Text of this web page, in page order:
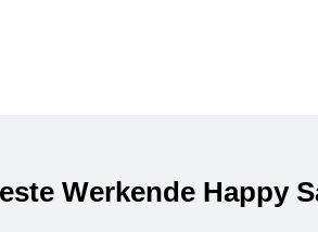
Werkende Happy